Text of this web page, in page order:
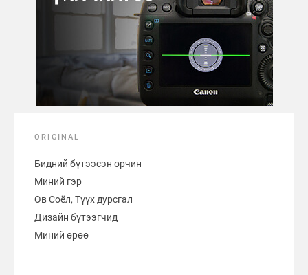
ORIGINAL
Бидний бүтээсэн орчин
Миний гэр
Өв Соёл, Түүх дурсгал
Дизайн бүтээгчид
Миний өрөө